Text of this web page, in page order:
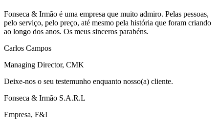
Fonseca & Irmão é uma empresa que muito admiro. Pelas pessoas,
pelo serviço, pelo preço, até mesmo pela história que foram criando
ao longo dos anos. Os meus sinceros parabéns.
Carlos Campos
Managing Director, CMK
Deixe-nos o seu testemunho enquanto nosso(a) cliente.
Fonseca & Irmão S.A.R.L
Empresa, F&I